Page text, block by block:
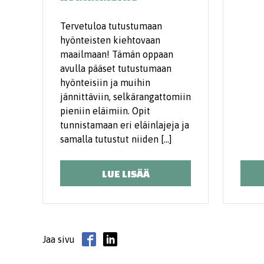
Tervetuloa ­tutustumaan
hyönteisten kiehtovaan
maailmaan! Tämän oppaan
avulla pääset tutustumaan
hyönteisiin ja muihin
jännittäviin, selkärangattomiin
pieniin eläimiin. Opit
tunnistamaan eri eläinlajeja ja
samalla tutustut niiden […]
LUE LISÄÄ
Jaa sivu